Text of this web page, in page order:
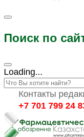
Поиск по
Loading...
Контакты
+7 701 799 24